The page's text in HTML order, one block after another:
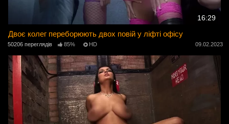
16:29
Двоє колег переборюють двох повій у ліфті офісу
50206 переглядів 85% HD 09.02.2023